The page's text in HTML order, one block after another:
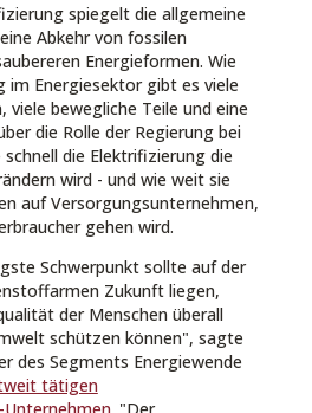
spiegelt die allgemeine
Abkehr von fossilen
Energieformen. Wie
im Energiesektor gibt es viele
viele bewegliche Teile und eine
die Rolle der Regierung bei
die Elektrifizierung die
wird - und wie weit sie
auf Versorgungsunternehmen,
gehen wird.
Schwerpunkt sollte auf der
Zukunft liegen,
der Menschen überall
schützen können", sagte
des Segments Energiewende
tätigen
. "Der